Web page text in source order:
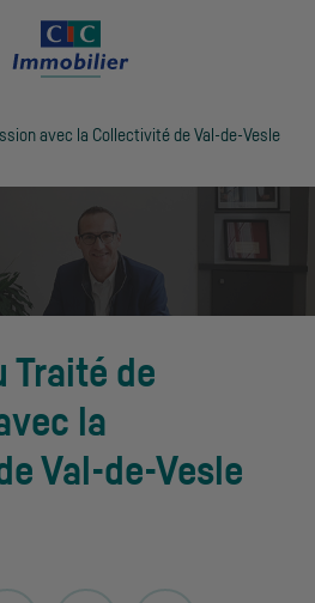
avec la Collectivité de Val-de-Vesle
Traité de
la
Val-de-Vesle